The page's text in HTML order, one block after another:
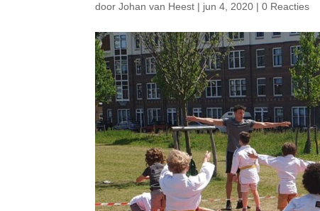
doorJohan van Heest | jun 4, 2020 |0 Reacties